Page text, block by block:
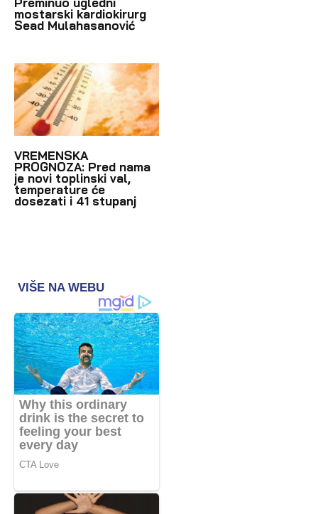
mostarski kardiokirurg
Sead Mulahasanović
VREMENSKA
PROGNOZA: Pred nama
je novi toplinski val,
temperature će
dosezati i 41 stupanj